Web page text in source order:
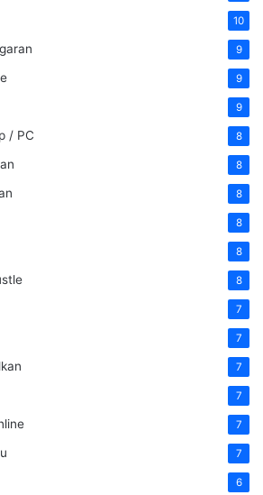
10
9
9
9
/ PC 8
8
8
8
8
8
7
7
7
7
7
7
6